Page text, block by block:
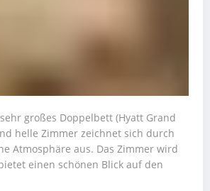
großes Doppelbett (Hyatt Grand
helle Zimmer zeichnet sich durch
Atmosphäre aus. Das Zimmer wird
einen schönen Blick auf den